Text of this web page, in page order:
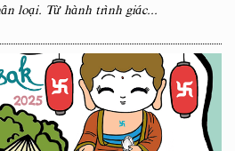
loại. Từ hành trình giác...